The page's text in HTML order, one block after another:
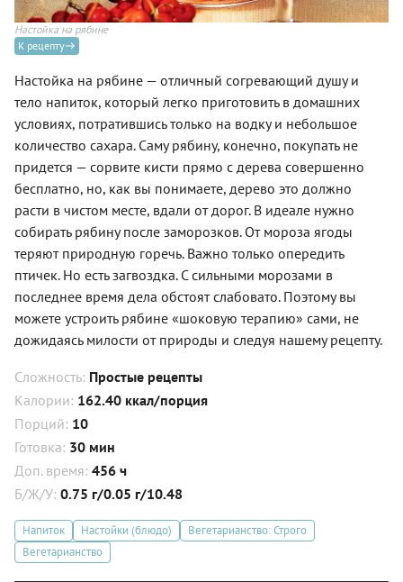
Настойка на рябине
К рецепту
Настойка на рябине — отличный согревающий душу и
тело напиток, который легко приготовить в домашних
условиях, потратившись только на водку и небольшое
количество сахара. Саму рябину, конечно, покупать не
придется — сорвите кисти прямо с дерева совершенно
бесплатно, но, как вы понимаете, дерево это должно
расти в чистом месте, вдали от дорог. В идеале нужно
собирать рябину после заморозков. От мороза ягоды
теряют природную горечь. Важно только опередить
птичек. Но есть загвоздка. С сильными морозами в
последнее время дела обстоят слабовато. Поэтому вы
можете устроить рябине «шоковую терапию» сами, не
дожидаясь милости от природы и следуя нашему рецепту.
Сложность: Простые рецепты
Калории: 162.40 ккал/порция
Порций: 10
Готовка: 30 мин
Доп. время: 456 ч
Б/Ж/У: 0.75 г/0.05 г/10.48
Напиток Настойки (блюдо)
Вегетарианство: Строго
Вегетарианство